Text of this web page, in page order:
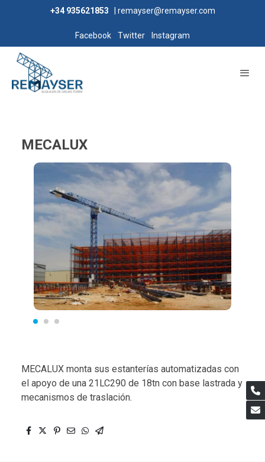
+34 935621853 | remayser@remayser.com
Facebook Twitter Instagram
MECALUX
MECALUX monta sus estanterías automatizadas con
el apoyo de una 21LC290 de 18tn con base lastrada y
mecanismos de traslación.